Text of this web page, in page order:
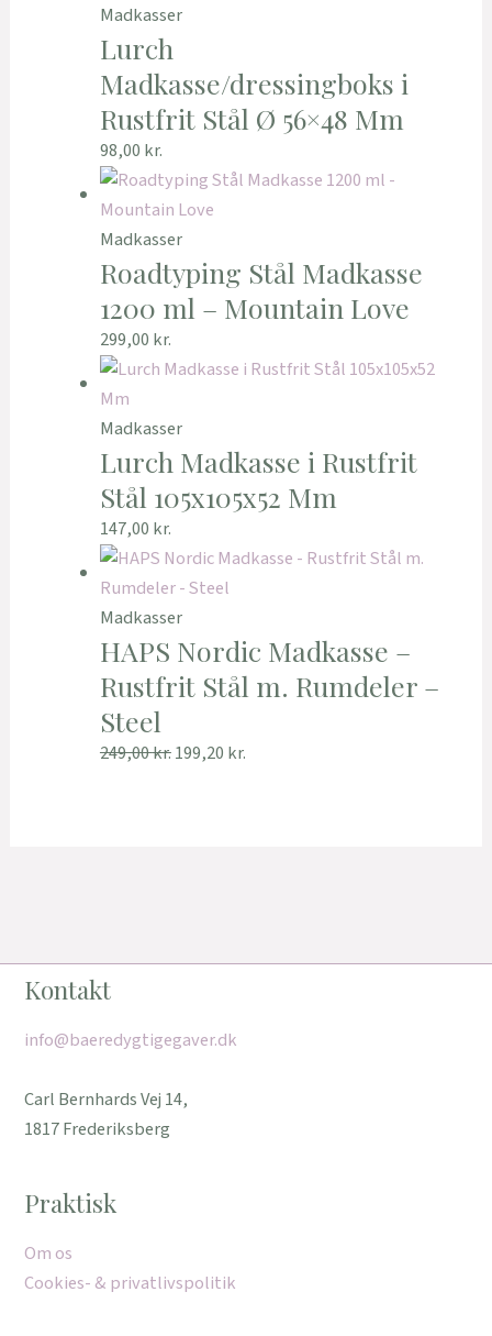
Madkasser
Lurch
Madkasse/dressingboks i
Rustfrit Stål Ø 56×48 Mm
98,00 kr.
Madkasser
Roadtyping Stål Madkasse
1200 ml – Mountain Love
299,00 kr.
Madkasser
Lurch Madkasse i Rustfrit
Stål 105x105x52 Mm
147,00 kr.
Madkasser
HAPS Nordic Madkasse –
Rustfrit Stål m. Rumdeler –
Steel
249,00kr.199,20 kr.
Kontakt
info@baeredygtigegaver.dk
Carl Bernhards Vej 14,
1817 Frederiksberg
Praktisk
Om os
Cookies- & privatlivspolitik